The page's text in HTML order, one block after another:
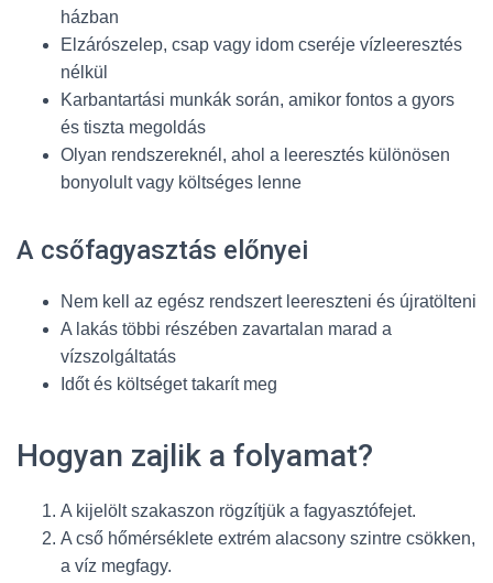
házban
Elzárószelep, csap vagy idom cseréje vízleeresztés
nélkül
Karbantartási munkák során, amikor fontos a gyors
és tiszta megoldás
Olyan rendszereknél, ahol a leeresztés különösen
bonyolult vagy költséges lenne
A csőfagyasztás előnyei
Nem kell az egész rendszert leereszteni és újratölteni
A lakás többi részében zavartalan marad a
vízszolgáltatás
Időt és költséget takarít meg
Hogyan zajlik a folyamat?
A kijelölt szakaszon rögzítjük a fagyasztófejet.
A cső hőmérséklete extrém alacsony szintre csökken,
a víz megfagy.